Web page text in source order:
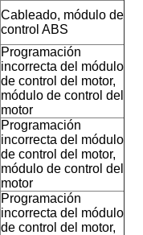
Cableado, módulo de
control ABS
Programación
incorrecta del módulo
de control del motor,
módulo de control del
motor
Programación
incorrecta del módulo
de control del motor,
módulo de control del
motor
Programación
incorrecta del módulo
de control del motor,